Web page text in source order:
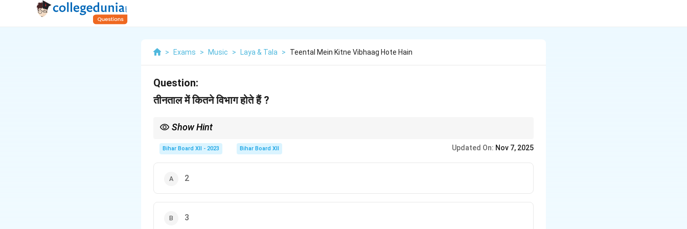
> Exams > Music > Laya & Tala > Teental Mein Kitne Vibhaag Hote Hain
Question:
तीनताल में कितने विभाग होते हैं ?
Show Hint
Bihar Board XII - 2023 Bihar Board XII Updated On: Nov 7, 2025
2
3